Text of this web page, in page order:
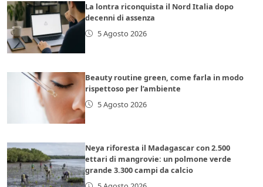
La lontra riconquista il Nord Italia dopo
decenni di assenza
5 Agosto 2026
Beauty routine green, come farla in modo
rispettoso per l’ambiente
5 Agosto 2026
Neya riforesta il Madagascar con 2.500
ettari di mangrovie: un polmone verde
grande 3.300 campi da calcio